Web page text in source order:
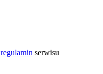
regulamin serwisu